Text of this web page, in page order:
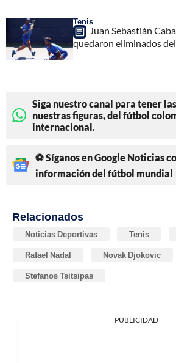
Tenis
Juan Sebastián
quedaron eliminados
Siga nuestro canal para tener
nuestras figuras, del fútbol
internacional.
⚽ Síganos en Google Noticias
información del fútbol mundial
Relacionados
Noticias Deportivas Tenis
Rafael Nadal Novak Djokovic
Stefanos Tsitsipas
PUBLICIDAD